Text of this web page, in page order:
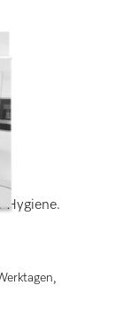
Hygiene.